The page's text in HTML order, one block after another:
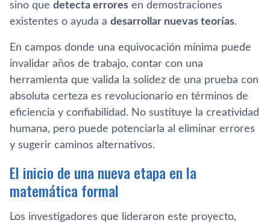
sino que detecta errores en demostraciones
existentes o ayuda a desarrollar nuevas teorías.
En campos donde una equivocación mínima puede
invalidar años de trabajo, contar con una
herramienta que valida la solidez de una prueba con
absoluta certeza es revolucionario en términos de
eficiencia y confiabilidad. No sustituye la creatividad
humana, pero puede potenciarla al eliminar errores
y sugerir caminos alternativos.
El inicio de una nueva etapa en la
matemática formal
Los investigadores que lideraron este proyecto,